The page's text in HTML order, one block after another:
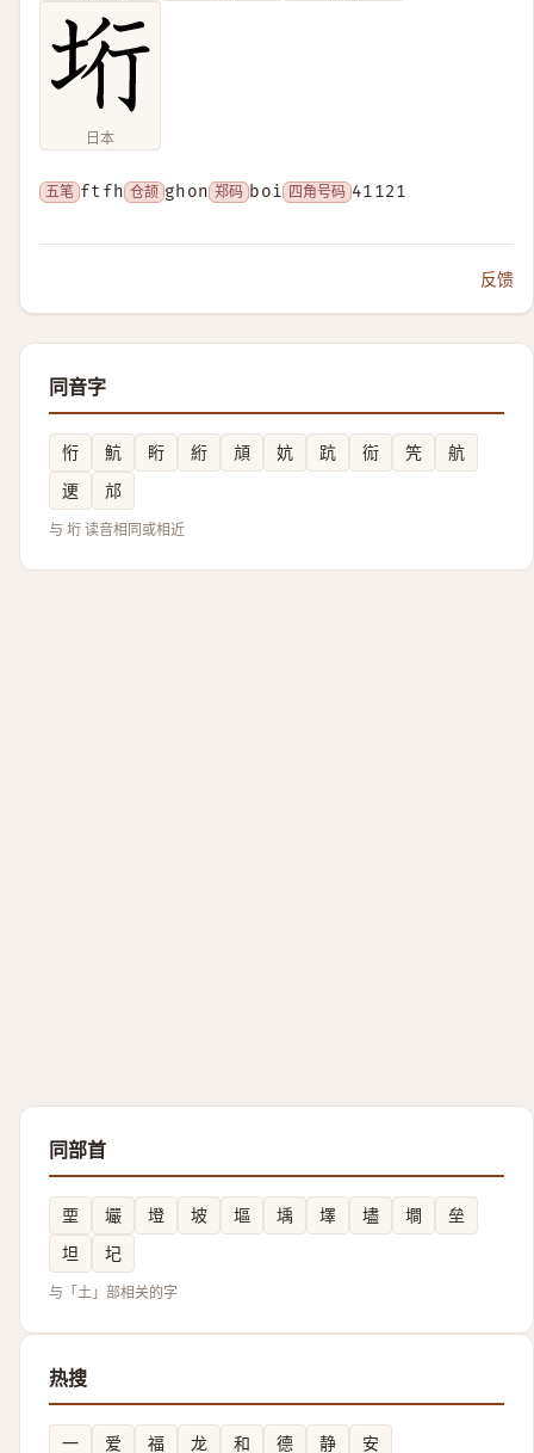
日本
五笔 ftfh 仓颉 ghon 郑码 boi 四角号码 41121
反馈
同音字
㤚 魧 䀪 絎 頏 妔 䟘 䘕 笐
航
䢚
邟
与 垳 读音相同或相近
同部首
垔 壧 墱 坡 塸 㙖 墿 壗 墹
垒
坦
圮
与「土」部相关的字
热搜
一 爱 福 龙 和 德 静 安